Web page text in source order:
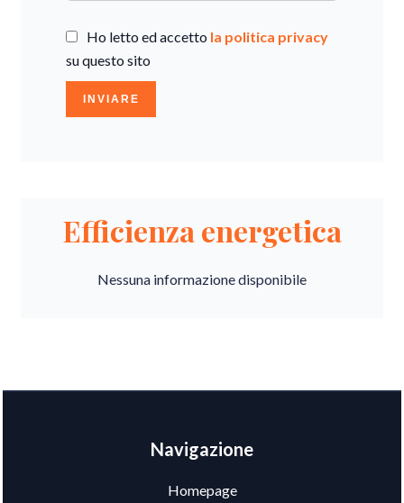
Ho letto ed accetto la politica privacy
su questo sito
INVIARE
Efficienza energetica
Nessuna informazione disponibile
Navigazione
Homepage